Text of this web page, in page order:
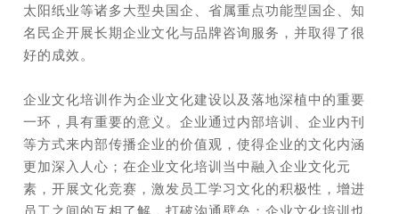
太阳纸业等诸多大型央国企、省属重点功能型国企、知
名民企开展长期企业文化与品牌咨询服务，并取得了很
好的成效。
企业文化培训作为企业文化建设以及落地深植中的重要
一环，具有重要的意义。 企业通过内部培训、企业内刊
等方式来内部传播企业的价值观，使得企业的文化内涵
更加深入人心；在企业文化培训当中融入企业文化元
素，开展文化竞赛，激发员工学习文化的积极性，增进
员工之间的互相了解，打破沟通壁垒；企业文化培训也